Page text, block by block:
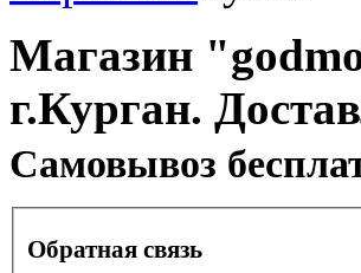
Магазин
г.Курган.
Cамовывоз
Обратная связь